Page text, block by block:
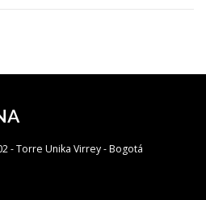
- Torre Unika Virrey - Bogotá